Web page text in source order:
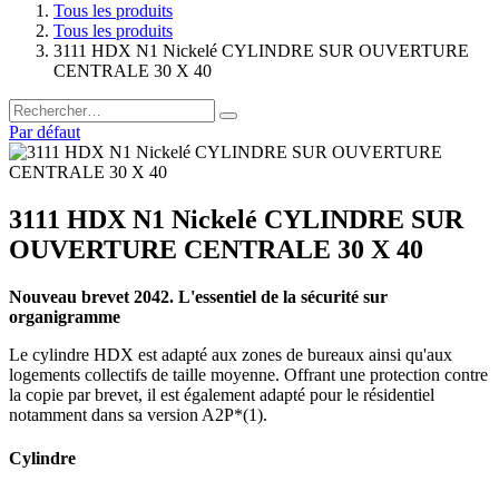
Tous les produits
Tous les produits
3111 HDX N1 Nickelé CYLINDRE SUR OUVERTURE
CENTRALE 30 X 40
Par défaut
3111 HDX N1 Nickelé CYLINDRE SUR
OUVERTURE CENTRALE 30 X 40
Nouveau brevet 2042. L'essentiel de la sécurité sur
organigramme
Le cylindre HDX est adapté aux zones de bureaux ainsi qu'aux
logements collectifs de taille moyenne. Offrant une protection contre
la copie par brevet, il est également adapté pour le résidentiel
notamment dans sa version A2P*(1).
Cylindre